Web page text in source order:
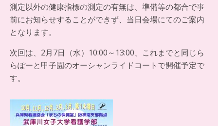
測定以外の健康指標の測定の有無は、準備等の都合で事
前にお知らせすることができず、当日会場にてのご案内
となります。
次回は、2月7日（水）10:00～13:00、これまでと同じら
らぽーと甲子園のオーシャンライドコートで開催予定で
す。